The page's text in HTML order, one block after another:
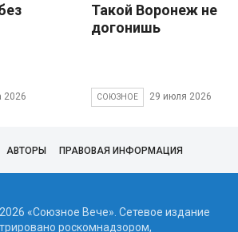
2026
Такой Воронеж не
догонишь
СОЮЗНОЕ 29 июля 2026
АВТОРЫ ПРАВОВАЯ ИНФОРМАЦИЯ
«Союзное Вече». Сетевое издание
роскомнадзором,